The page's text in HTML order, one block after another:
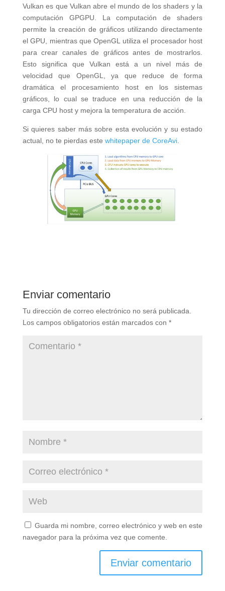
Vulkan es que Vulkan abre el mundo de los shaders y la
computación GPGPU. La computación de shaders
permite la creación de gráficos utilizando directamente
el GPU, mientras que OpenGL utiliza el procesador host
para crear canales de gráficos antes de mostrarlos.
Esto significa que Vulkan está a un nivel más de
velocidad que OpenGL, ya que reduce de forma
dramática el procesamiento host en los sistemas
gráficos, lo cual se traduce en una reducción de la
carga CPU host y mejora la temperatura de acción.
Si quieres saber más sobre esta evolución y su estado
actual, no te pierdas este whitepaper de CoreAvi.
Enviar comentario
Tu dirección de correo electrónico no será publicada.
Los campos obligatorios están marcados con *
Guarda mi nombre, correo electrónico y web en este
navegador para la próxima vez que comente.